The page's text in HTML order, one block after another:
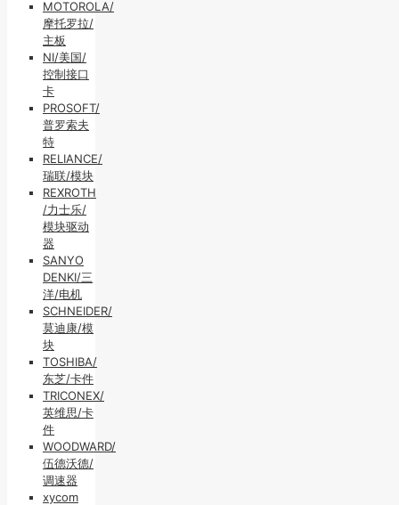
MOTOROLA/
摩托罗拉/
主板
NI/美国/
控制接口
卡
PROSOFT/
普罗索夫
特
RELIANCE/
瑞联/模块
REXROTH
/力士乐/
模块驱动
器
SANYO
DENKI/三
洋/电机
SCHNEIDER/
莫迪康/模
块
TOSHIBA/
东芝/卡件
TRICONEX/
英维思/卡
件
WOODWARD/
伍德沃德/
调速器
xycom